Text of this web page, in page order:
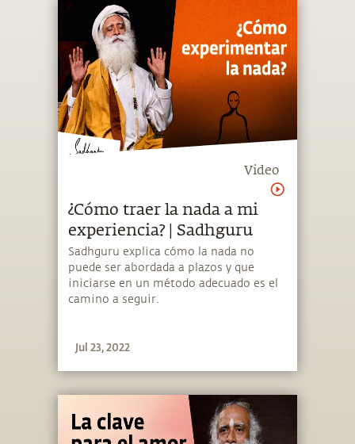
Video
¿Cómo traer la nada a mi
experiencia? | Sadhguru
Sadhguru explica cómo la nada no
puede ser abordada a plazos y que
iniciarse en un método adecuado es el
camino a seguir.
Jul 23, 2022